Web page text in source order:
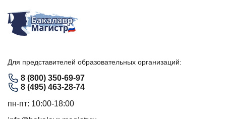
Для представителей образовательных организаций:
8 (800) 350-69-97
8 (495) 463-28-74
пн-пт: 10:00-18:00